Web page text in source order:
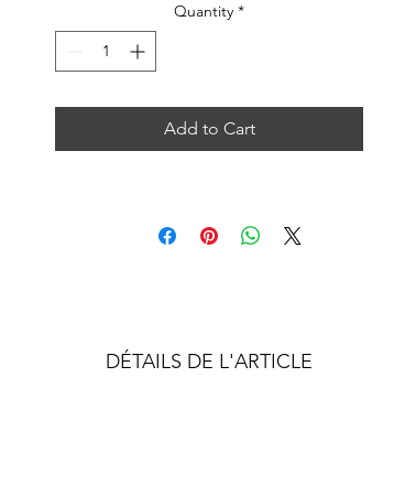
Quantity *
Add to Cart
DÉTAILS DE L'ARTICLE